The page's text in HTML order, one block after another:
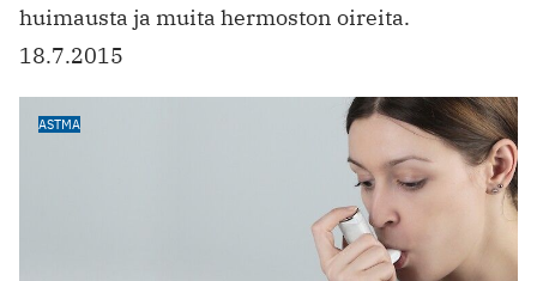
huimausta ja muita hermoston oireita.
18.7.2015
ASTMA